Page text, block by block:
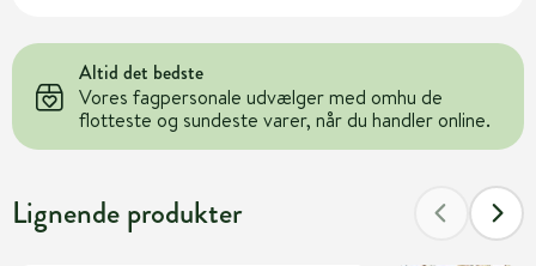
Altid det bedste
Vores fagpersonale udvælger med omhu de
flotteste og sundeste varer, når du handler online.
Lignende produkter